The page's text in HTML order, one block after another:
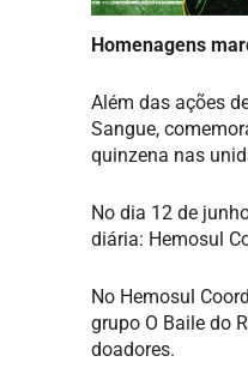
Homenagens
Além das ações
Sangue,
quinzena nas
No dia 12 de
diária: Hemosul
No Hemosul
grupo O Baile do
doadores.